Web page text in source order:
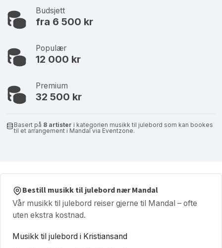
Budsjett
fra 6 500 kr
Populær
12 000 kr
Premium
32 500 kr
Basert på 8 artister i kategorien musikk til julebord som kan bookes
til et arrangement i Mandal via Eventzone.
Bestill musikk til julebord nær Mandal
Vår musikk til julebord reiser gjerne til Mandal – ofte
uten ekstra kostnad.
Musikk til julebord i Kristiansand